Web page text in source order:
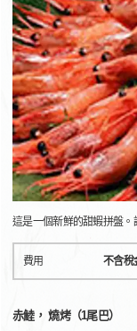
這是一個新鮮的甜蝦拼盤。
費用 不含稅
赤鯥， 燒烤（1尾巴）